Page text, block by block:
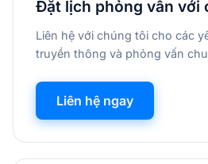
Đặt lịch phỏng vấn với
Liên hệ với chúng tôi cho các
truyền thông và phỏng vấn
Liên hệ ngay